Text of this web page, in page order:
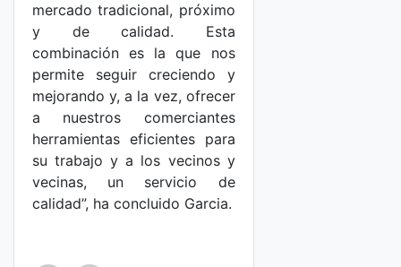
mercado tradicional, próximo
y de calidad. Esta
combinación es la que nos
permite seguir creciendo y
mejorando y, a la vez, ofrecer
a nuestros comerciantes
herramientas eficientes para
su trabajo y a los vecinos y
vecinas, un servicio de
calidad”, ha concluido Garcia.